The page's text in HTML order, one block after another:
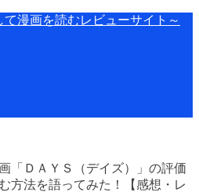
「ＤＡＹＳ（デイズ）」の評価
方法を語ってみた！【感想・レ